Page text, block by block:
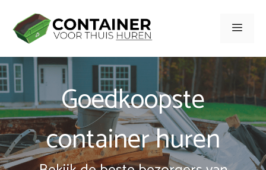
naar
inhoud
Menu
Goedkoopste
container huren